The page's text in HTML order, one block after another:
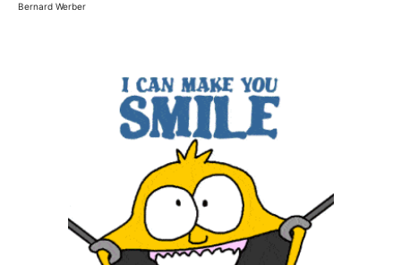
Bernard Werber